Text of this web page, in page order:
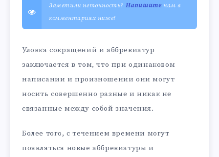
Заметили неточность? Напишитенам в
комментариях ниже!
Уловка сокращений и аббревиатур
заключается в том, что при одинаковом
написании и произношении они могут
носить совершенно разные и никак не
связанные между собой значения.
Более того, с течением времени могут
появляться новые аббревиатуры и